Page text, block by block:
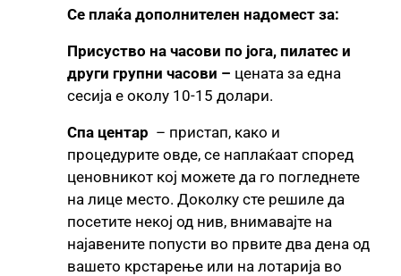
Се плаќа дополнителен надомест за:
Присуство на часови по јога, пилатес и
други групни часови – цената за една
сесија е околу 10-15 долари.
Спа центар – пристап, како и
процедурите овде, се наплаќаат според
ценовникот кој можете да го погледнете
на лице место. Доколку сте решиле да
посетите некој од нив, внимавајте на
најавените попусти во првите два дена од
вашето крстарење или на лотарија во